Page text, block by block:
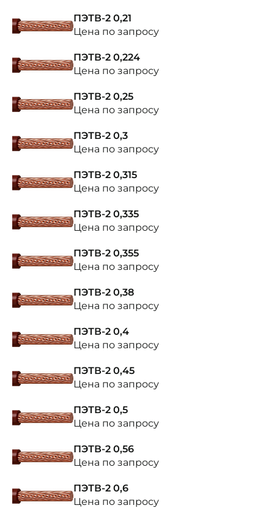
ПЭТВ-2 0,21
Цена по запросу
ПЭТВ-2 0,224
Цена по запросу
ПЭТВ-2 0,25
Цена по запросу
ПЭТВ-2 0,3
Цена по запросу
ПЭТВ-2 0,315
Цена по запросу
ПЭТВ-2 0,335
Цена по запросу
ПЭТВ-2 0,355
Цена по запросу
ПЭТВ-2 0,38
Цена по запросу
ПЭТВ-2 0,4
Цена по запросу
ПЭТВ-2 0,45
Цена по запросу
ПЭТВ-2 0,5
Цена по запросу
ПЭТВ-2 0,56
Цена по запросу
ПЭТВ-2 0,6
Цена по запросу